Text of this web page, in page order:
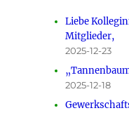
Liebe
Mitglieder,
2025-12-23
2025-12-18